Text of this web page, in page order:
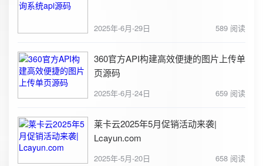
2025年-6月-29日 589 阅读
360官方API构建高效便捷的图片上传单
页源码
2025年-6月-24日 659 阅读
莱卡云2025年5月促销活动来袭|
Lcayun.com
2025年-5月-20日 658 阅读